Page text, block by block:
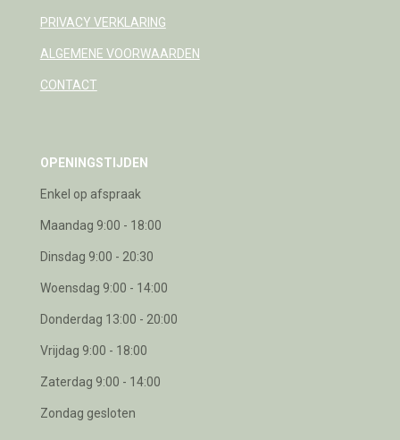
PRIVACY VERKLARING
ALGEMENE VOORWAARDEN
CONTACT
OPENINGSTIJDEN
Enkel op afspraak
Maandag 9:00 - 18:00
Dinsdag 9:00 - 20:30
Woensdag 9:00 - 14:00
Donderdag 13:00 - 20:00
Vrijdag 9:00 - 18:00
Zaterdag 9:00 - 14:00
Zondag gesloten